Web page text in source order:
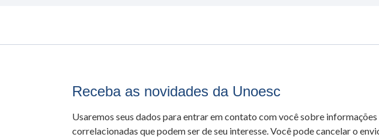
Receba as novidades da Unoesc
Usaremos seus dados para entrar em contato com você sobre informações
correlacionadas que podem ser de seu interesse. Você pode cancelar o